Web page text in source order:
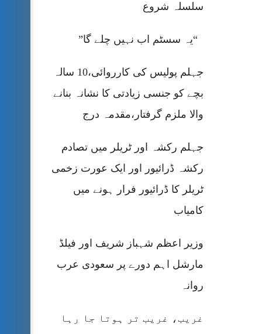
سلسلہ شروع
“یہ سسٹم اب نہیں چلے گا”
جہلم پولیس کی کارروائی،10 سالہ
بچے کو جنسی زیادتی کا نشانہ بنانے
والا ملزم گرفتار،مقدمہ درج
جہلم رکشہ اور ٹریلر میں تصادم
رکشہ ڈرائیور اور ایک عورت زخمی
ٹریلر کا ڈرائیور فرار ہونے میں
کامیاب
وزیر اعظم شہباز شریف اور فیلڈ
مارشل اہم دورے پر سعودی عرب
روانہ
غریب، غریب تر ہوتا جا رہا